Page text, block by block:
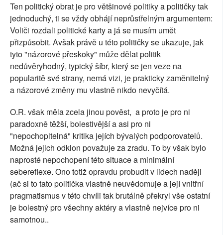
Ten politický obrat je pro většinové politiky a političky tak
jednoduchý, ti se vždy obhájí neprůstřelným argumentem:
Voliči rozdali politické karty a já se musím umět
přizpůsobit. Avšak právě u této političky se ukazuje, jak
tyto "názorové přeskoky" může dělat politik
nedůvěryhodný, typický šíbr, který se jen veze na
popularitě své strany, nemá vizi, je prakticky zaměnitelný
a názorové změny mu vlastně nikdo nevyčítá.
O.R. však měla zcela jinou pověst, a proto je pro ni
paradoxně těžší, bolestivější a asi pro ni
"nepochopitelná" kritika jejích bývalých podporovatelů.
Možná jejich odklon považuje za zradu. To by však bylo
naprosté nepochopení této situace a minimální
sebereflexe. Ono totiž opravdu probudit v lidech naději
(ač si to tato politička vlastně neuvědomuje a její vnitřní
pragmatismus v této chvíli tak brutálně překryl vše ostatní
je bolestný pro všechny aktéry a vlastně nejvíce pro ni
samotnou..